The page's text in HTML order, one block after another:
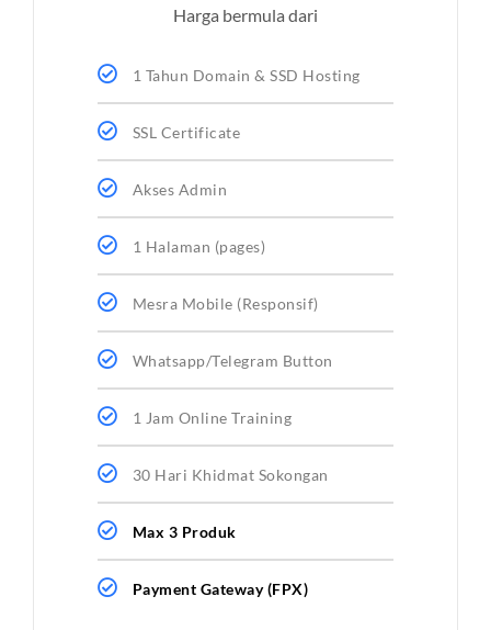
Harga bermula dari
1 Tahun Domain & SSD Hosting
SSL Certificate
Akses Admin
1 Halaman (pages)
Mesra Mobile (Responsif)
Whatsapp/Telegram Button
1 Jam Online Training
30 Hari Khidmat Sokongan
Max 3 Produk
Payment Gateway (FPX)